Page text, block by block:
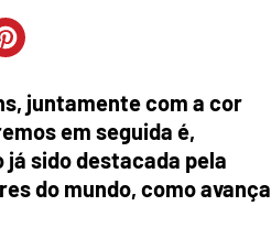
juntamente com a cor
em seguida é,
sido destacada pela
do mundo, como avança